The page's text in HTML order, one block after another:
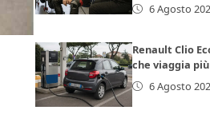
6 Agosto
Renault Clio
che viaggia
6 Agosto